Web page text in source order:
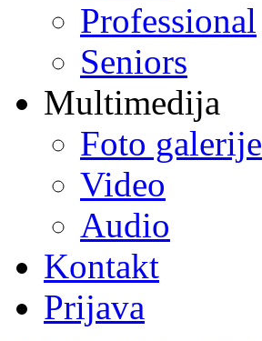
Professional
Seniors
Multimedija
Foto galerije
Video
Audio
Kontakt
Prijava